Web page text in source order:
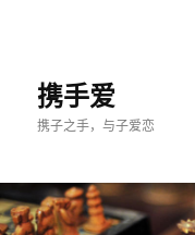
携手爱
携子之手，与子爱恋